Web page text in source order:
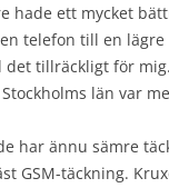
hade ett mycket
telefon till en
det tillräckligt för
län var
har ännu sämre
GSM-täckning.